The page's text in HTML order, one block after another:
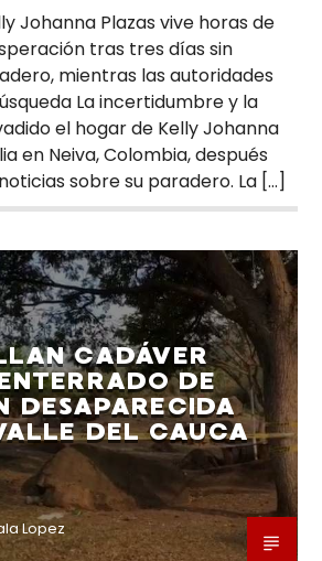
Johanna Plazas vive horas de
tras tres días sin
mientras las autoridades
La incertidumbre y la
el hogar de Kelly Johanna
en Neiva, Colombia, después
sobre su paradero. La […]
CADÁVER
DE
DESAPARECIDA
DEL CAUCA
Lopez